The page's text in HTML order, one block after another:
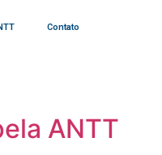
Contato
ANTT